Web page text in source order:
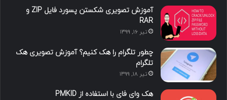
ی
ن
گ
ا
آموزش تصویری شکستن پسورد فایل ZIP و
RAR
تیر ۱۶, ۱۳۹۹
چطور تلگرام را هک کنیم؟ آموزش تصویری هک
تلگرام
تیر ۱۸, ۱۳۹۹
هک وای فای با استفاده از PMKID